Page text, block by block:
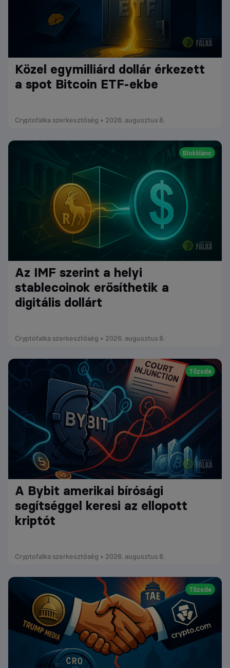
Közel egymilliárd dollár érkezett
a spot Bitcoin ETF-ekbe
Cryptofalka szerkesztőség • 2026. augusztus 8.
Blokklánc
Az IMF szerint a helyi
stablecoinok erősíthetik a
digitális dollárt
Cryptofalka szerkesztőség • 2026. augusztus 8.
Tőzsde
A Bybit amerikai bírósági
segítséggel keresi az ellopott
kriptót
Cryptofalka szerkesztőség • 2026. augusztus 8.
Tőzsde